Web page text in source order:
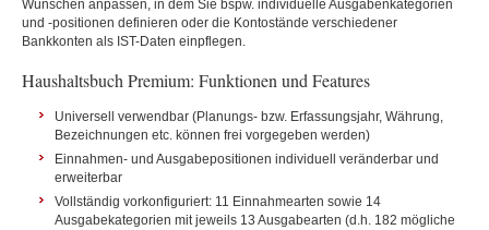
Wünschen anpassen, in dem Sie bspw. individuelle Ausgabenkategorien
und -positionen definieren oder die Kontostände verschiedener
Bankkonten als IST-Daten einpflegen.
Haushaltsbuch Premium: Funktionen und Features
Universell verwendbar (Planungs- bzw. Erfassungsjahr, Währung,
Bezeichnungen etc. können frei vorgegeben werden)
Einnahmen- und Ausgabepositionen individuell veränderbar und
erweiterbar
Vollständig vorkonfiguriert: 11 Einnahmearten sowie 14
Ausgabekategorien mit jeweils 13 Ausgabearten (d.h. 182 mögliche